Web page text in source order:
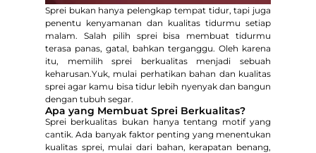
Sprei bukan hanya pelengkap tempat tidur, tapi juga
penentu kenyamanan dan kualitas tidurmu setiap
malam. Salah pilih sprei bisa membuat tidurmu
terasa panas, gatal, bahkan terganggu. Oleh karena
itu, memilih sprei berkualitas menjadi sebuah
keharusan.Yuk, mulai perhatikan bahan dan kualitas
sprei agar kamu bisa tidur lebih nyenyak dan bangun
dengan tubuh segar.
Apa yang Membuat Sprei Berkualitas?
Sprei berkualitas bukan hanya tentang motif yang
cantik. Ada banyak faktor penting yang menentukan
kualitas sprei, mulai dari bahan, kerapatan benang,